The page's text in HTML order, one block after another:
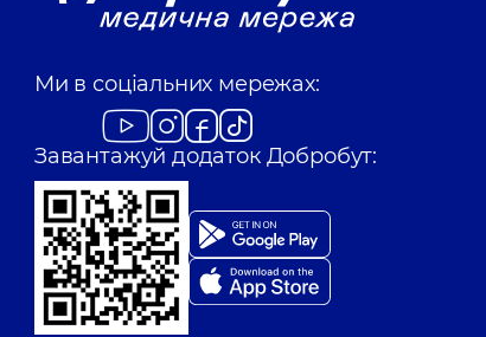
Ми в соціальних мережах:
Завантажуй додаток Добробут: